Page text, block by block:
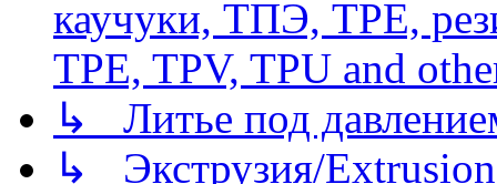
каучуки, ТПЭ, TPE,
TPE, TPV, TPU and
↳ Литье под
↳ Экструзия/Extrusion